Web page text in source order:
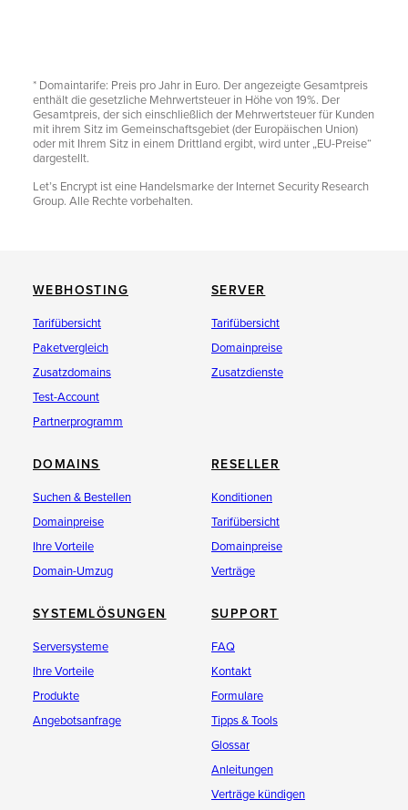
* Domaintarife: Preis pro Jahr in Euro. Der angezeigte Gesamtpreis
enthält die gesetzliche Mehrwertsteuer in Höhe von 19%. Der
Gesamtpreis, der sich einschließlich der Mehrwertsteuer für Kunden
mit ihrem Sitz im Gemeinschaftsgebiet (der Europäischen Union)
oder mit Ihrem Sitz in einem Drittland ergibt, wird unter „EU-Preise“
dargestellt.
Let’s Encrypt ist eine Handelsmarke der Internet Security Research
Group. Alle Rechte vorbehalten.
WEBHOSTING
Tarifübersicht
Paketvergleich
Zusatzdomains
Test-Account
Partnerprogramm
SERVER
Tarifübersicht
Domainpreise
Zusatzdienste
DOMAINS
Suchen & Bestellen
Domainpreise
Ihre Vorteile
Domain-Umzug
RESELLER
Konditionen
Tarifübersicht
Domainpreise
Verträge
SYSTEMLÖSUNGEN
Serversysteme
Ihre Vorteile
Produkte
Angebotsanfrage
SUPPORT
FAQ
Kontakt
Formulare
Tipps & Tools
Glossar
Anleitungen
Verträge kündigen